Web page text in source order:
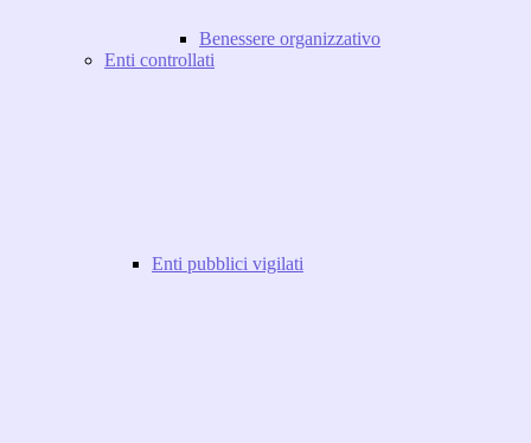
Benessere organizzativo
Enti controllati
Enti pubblici vigilati